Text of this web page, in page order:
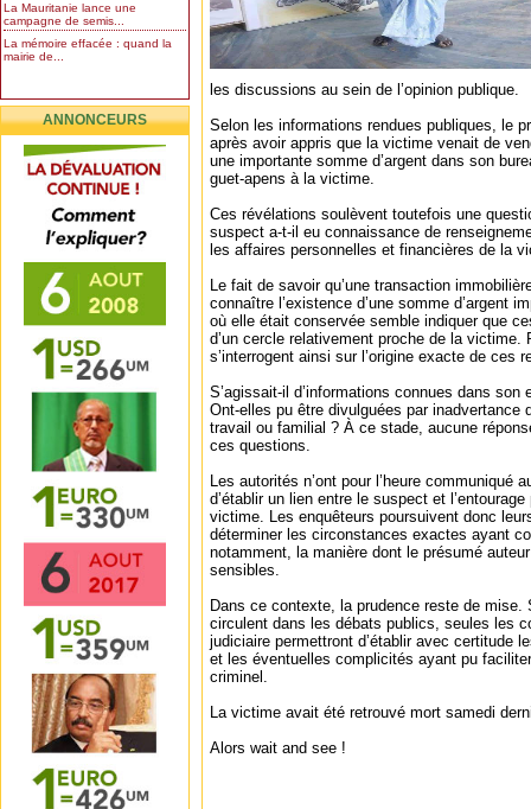
La Mauritanie lance une
campagne de semis...
La mémoire effacée : quand la
mairie de...
ANNONCEURS
les discussions au sein de l’opinion publique.
Selon les informations rendues publiques, le
après avoir appris que la victime venait de
une importante somme d’argent dans son
guet-apens à la victime.
Ces révélations soulèvent toutefois une
suspect a-t-il eu connaissance de
les affaires personnelles et financières de la
Le fait de savoir qu’une transaction
connaître l’existence d’une somme d’argent
où elle était conservée semble indiquer que
d’un cercle relativement proche de la victime.
s’interrogent ainsi sur l’origine exacte de ces
S’agissait-il d’informations connues dans son
Ont-elles pu être divulguées par inadvertance
travail ou familial ? À ce stade, aucune
ces questions.
Les autorités n’ont pour l’heure communiqué
d’établir un lien entre le suspect et
victime. Les enquêteurs poursuivent donc
déterminer les circonstances exactes ayant
notamment, la manière dont le présumé
sensibles.
Dans ce contexte, la prudence reste de mise.
circulent dans les débats publics, seules les
judiciaire permettront d’établir avec certitude
et les éventuelles complicités ayant pu
criminel.
La victime avait été retrouvé mort samedi
Alors wait and see !